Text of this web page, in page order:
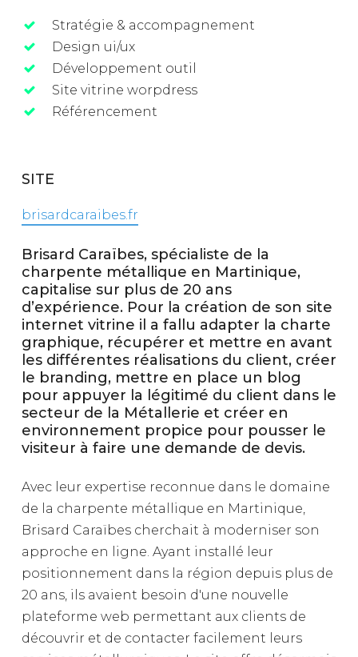
Stratégie & accompagnement
Design ui/ux
Développement outil
Site vitrine worpdress
Référencement
SITE
brisardcaraibes.fr
Brisard Caraïbes, spécialiste de la
charpente métallique en Martinique,
capitalise sur plus de 20 ans
d’expérience. Pour la création de son site
internet vitrine il a fallu adapter la charte
graphique, récupérer et mettre en avant
les différentes réalisations du client, créer
le branding, mettre en place un blog
pour appuyer la légitimé du client dans le
secteur de la Métallerie et créer en
environnement propice pour pousser le
visiteur à faire une demande de devis.
Avec leur expertise reconnue dans le domaine
de la charpente métallique en Martinique,
Brisard Caraïbes cherchait à moderniser son
approche en ligne. Ayant installé leur
positionnement dans la région depuis plus de
20 ans, ils avaient besoin d'une nouvelle
plateforme web permettant aux clients de
découvrir et de contacter facilement leurs